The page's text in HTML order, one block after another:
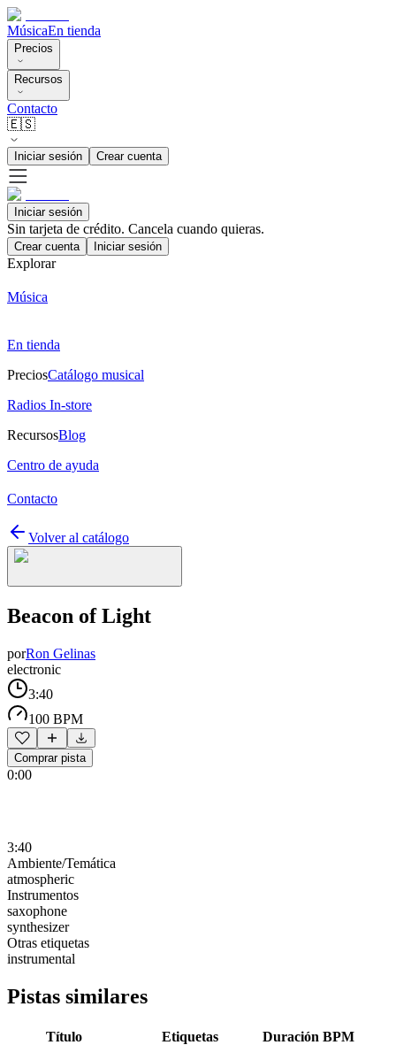
MúsicaEn tienda
Precios
Recursos
Contacto
🇪🇸
Iniciar sesión Crear cuenta
Iniciar sesión
Sin tarjeta de crédito. Cancela cuando quieras.
Crear cuenta Iniciar sesión
Explorar
Música
En tienda
PreciosCatálogo musical
Radios In-store
RecursosBlog
Centro de ayuda
Contacto
Volver al catálogo
Beacon of Light
porRon Gelinas
electronic
3:40
100 BPM
Comprar pista
0:00
3:40
Ambiente/Temática
atmospheric
Instrumentos
saxophone
synthesizer
Otras etiquetas
instrumental
Pistas similares
Título Etiquetas Duración BPM